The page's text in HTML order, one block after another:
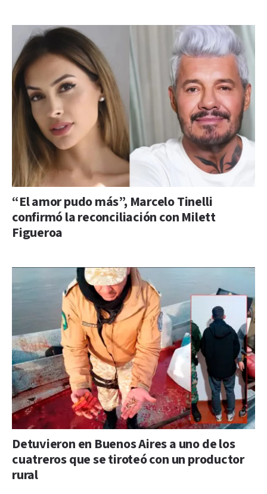
“El amor pudo más”, Marcelo Tinelli
confirmó la reconciliación con Milett
Figueroa
Detuvieron en Buenos Aires a uno de los
cuatreros que se tiroteó con un productor
rural